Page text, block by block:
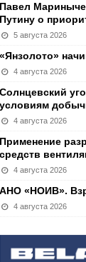
Павел
Путину о
5 августа 2026
«Янзолото»
4 августа 2026
Солнцевский
условиям
4 августа 2026
Применение
средств
4 августа 2026
АНО «НОИВ».
4 августа 2026